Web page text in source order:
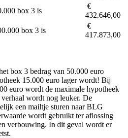
box 3 is
€
432.646,00
box 3 is
€
417.873,00
box 3 bedrag van 50.000 euro
15.000 euro lager wordt! Bij
euro wordt de maximale hypotheek
wordt nog leuker. De
een mailtje sturen naar BLG
wordt gebruikt ter aflossing
verbouwing. In dit geval wordt er